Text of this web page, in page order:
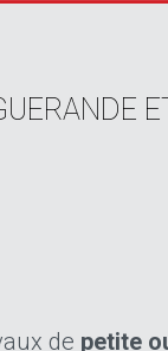
de petite